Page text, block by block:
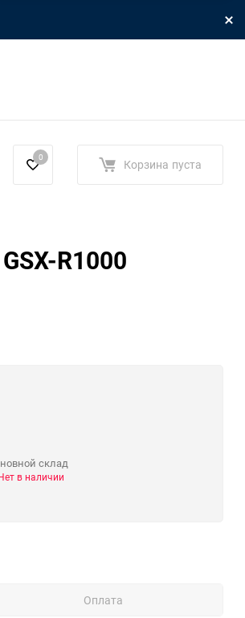
0 Корзина пуста
R1000
склад
в наличии
Оплата